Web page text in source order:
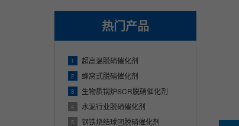
热门产品
1 超高温脱硝催化剂
2 蜂窝式脱硝催化剂
3 生物质锅炉SCR脱硝催化剂
4 水泥行业脱硝催化剂
5 钢铁烧结球团脱硝催化剂